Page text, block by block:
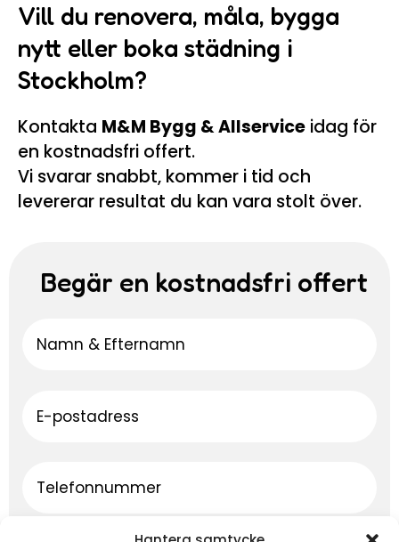
Vill du renovera, måla, bygga
nytt eller boka städning i
Stockholm?
Kontakta M&M Bygg & Allservice idag för
en kostnadsfri offert.
Vi svarar snabbt, kommer i tid och
levererar resultat du kan vara stolt över.
Begär en kostnadsfri offert